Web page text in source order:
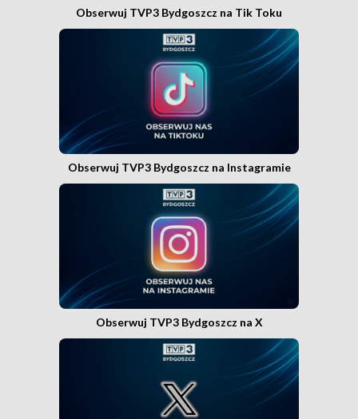
Obserwuj TVP3 Bydgoszcz na Tik Toku
Obserwuj TVP3 Bydgoszcz na Instagramie
Obserwuj TVP3 Bydgoszcz na X